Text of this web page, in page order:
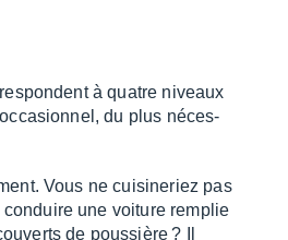
à quatre niveaux
du plus néces­
Vous ne cuisi­ne­riez pas
une voiture remplie
de pous­sière ? Il